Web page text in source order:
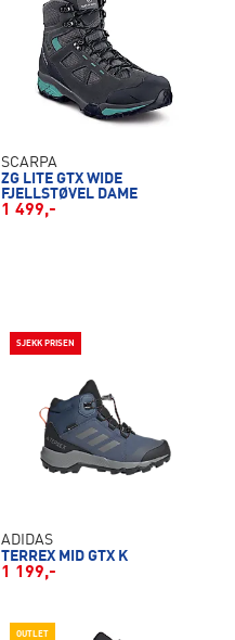
SCARPA
ZG LITE GTX WIDE
FJELLSTØVEL DAME
1 499,-
SJEKK PRISEN
ADIDAS
TERREX MID GTX K
1 199,-
OUTLET